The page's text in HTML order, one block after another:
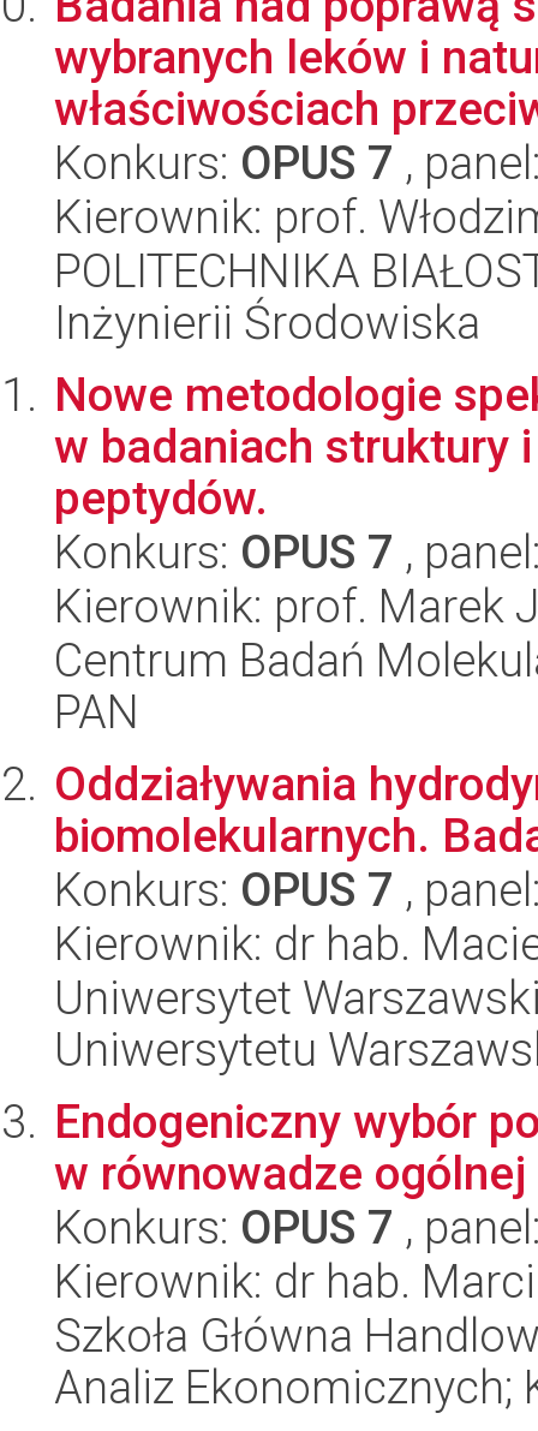
wybranych leków i
właściwościach
Konkurs: OPUS 7 ,
Kierownik: prof.
POLITECHNIKA
Inżynierii Środowiska
Nowe metodologie
w badaniach struktury
peptydów.
Konkurs: OPUS 7 ,
Kierownik: prof. Marek
Centrum Badań
PAN
Oddziaływania
biomolekularnych.
Konkurs: OPUS 7 ,
Kierownik: dr hab.
Uniwersytet
Uniwersytetu
Endogeniczny wybór
w równowadze ogólnej
Konkurs: OPUS 7 ,
Kierownik: dr hab.
Szkoła Główna
Analiz Ekonomicznych;